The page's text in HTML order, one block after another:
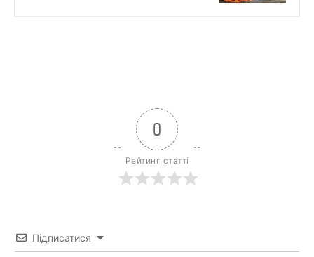
0
Рейтинг статті
Підписатися